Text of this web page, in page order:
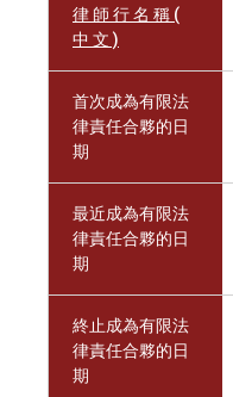
律 師 行 名 稱 (
中 文 )
首次成為有限法
律責任合夥的日
期
最近成為有限法
律責任合夥的日
期
終止成為有限法
律責任合夥的日
期